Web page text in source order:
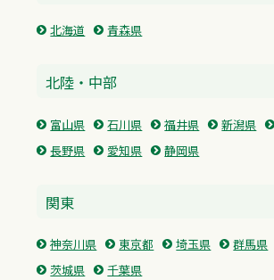
北海道 青森県
北陸・中部
富山県 石川県 福井県 新潟県
長野県
愛知県 静岡県
関東
神奈川県 東京都 埼玉県 群馬県
茨城県
千葉県